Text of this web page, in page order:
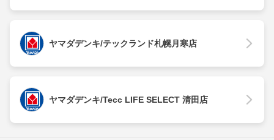
ヤマダデンキ/テックランド札幌月寒店
ヤマダデンキ/Tecc LIFE SELECT 清田店